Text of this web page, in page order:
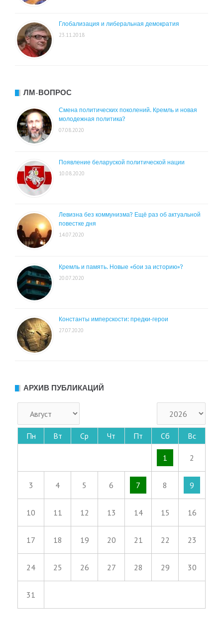
Глобализация и либеральная демократия
23.11.2018
ЛМ-ВОПРОС
Смена политических поколений. Кремль и новая
молодежная политика?
07.08.2020
Появление беларуской политической нации
10.08.2020
Левизна без коммунизма? Ещё раз об актуальной
повестке дня
14.07.2020
Кремль и память. Новые «бои за историю»?
20.07.2020
Константы имперскости: предки-герои
27.07.2020
АРХИВ ПУБЛИКАЦИЙ
Пн Вт Ср Чт Пт Сб Вс
1 2
3 4 5 6 7 8 9
10 11 12 13 14 15 16
17 18 19 20 21 22 23
24 25 26 27 28 29 30
31